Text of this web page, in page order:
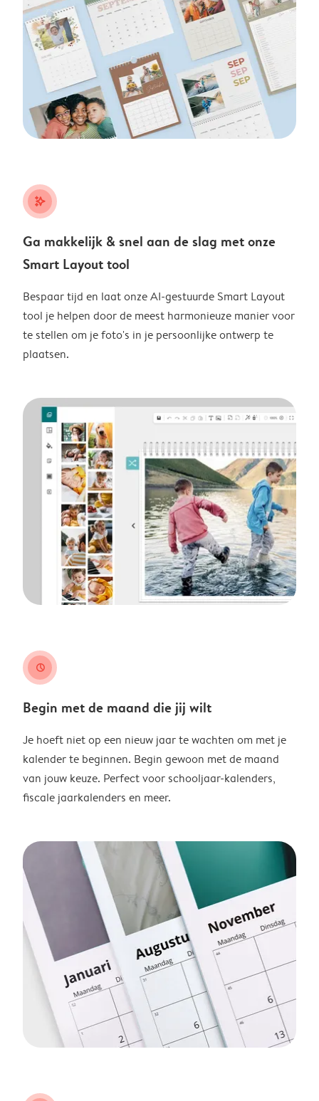
stars_plus
Ga makkelijk & snel aan de slag met onze
Smart Layout tool
Bespaar tijd en laat onze AI-gestuurde Smart Layout
tool je helpen door de meest harmonieuze manier voor
te stellen om je foto's in je persoonlijke ontwerp te
plaatsen.
clock
Begin met de maand die jij wilt
Je hoeft niet op een nieuw jaar te wachten om met je
kalender te beginnen. Begin gewoon met de maand
van jouw keuze. Perfect voor schooljaar-kalenders,
fiscale jaarkalenders en meer.